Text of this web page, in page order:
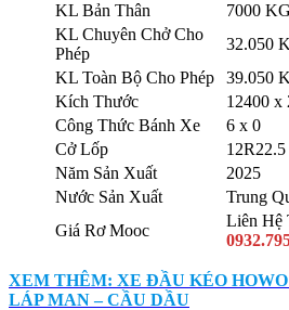
KL Bản Thân
7000 KG
KL Chuyên Chở Cho
Phép
32.050
KL Toàn Bộ Cho Phép
39.050
Kích Thước
12400 x
Công Thức Bánh Xe
6 x 0
Cở Lốp
12R22.5
Năm Sản Xuất
2025
Nước Sản Xuất
Trung
Giá Rơ Mooc
Liên Hệ
XEM THÊM: XE ĐẦU KÉO HOWO
LÁP MAN – CẦU DẦU